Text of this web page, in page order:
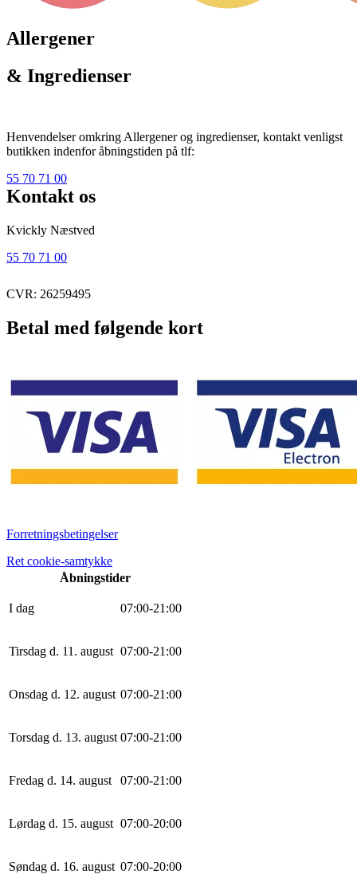
Allergener
& Ingredienser
Henvendelser omkring Allergener og ingredienser, kontakt venligst
butikken indenfor åbningstiden på tlf:
55 70 71 00
Kontakt os
Kvickly Næstved
55 70 71 00
CVR: 26259495
Betal med følgende kort
Forretningsbetingelser
Ret cookie-samtykke
Åbningstider
I dag 07:00-21 :00
Tirsdag d. 11. august 07:00-21 :00
Onsdag d. 12. august 07:00-21 :00
Torsdag d. 13. august 07:00-21 :00
Fredag d. 14. august 07:00-21 :00
Lørdag d. 15. august 07:00-20:00
Søndag d. 16. august 07:00-20:00